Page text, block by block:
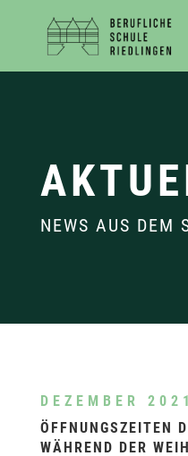
NEWS AUS DEM
DEZEMBER 2021
ÖFFNUNGSZEITEN
WÄHREND DER